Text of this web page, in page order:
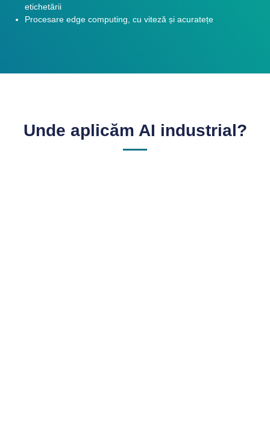
etichetării
Procesare edge computing, cu viteză și acuratețe
Unde aplicăm AI industrial?